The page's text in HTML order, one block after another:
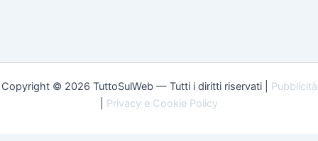
Copyright © 2026 TuttoSulWeb — Tutti i diritti riservati | Pubblicità
Privacy e Cookie Policy